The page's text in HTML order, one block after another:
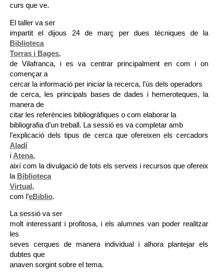
curs que ve.
El taller va ser
impartit el dijous 24 de març per dues tècniques de la
Biblioteca
Torras i Bages,
de Vilafranca, i es va centrar principalment en com i on
començar a
cercar la informació per iniciar la recerca, l’ús dels operadors
de cerca, les principals bases de dades i hemeroteques, la
manera de
citar les referències bibliogràfiques o com elaborar la
bibliografia d’un treball. La sessió es va completar amb
l’explicació dels tipus de cerca que ofereixen els cercadors
Aladí
i Atena,
així com la divulgació de tots els serveis i recursos que ofereix
la Biblioteca
Virtual,
com l’eBiblio.
La sessió va ser
molt interessant i profitosa, i els alumnes van poder realitzar
les
seves cerques de manera individual i alhora plantejar els
dubtes que
anaven sorgint sobre el tema.